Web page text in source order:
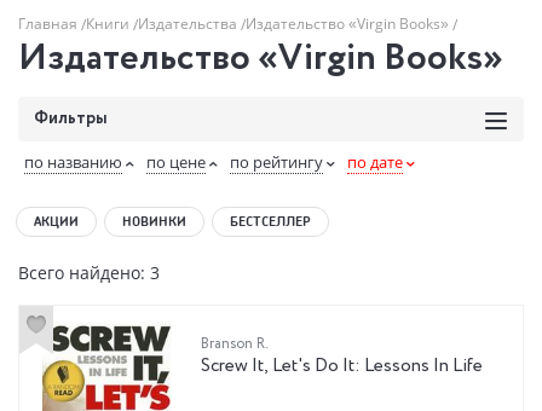
Главная Книги Издательства Издательство «Virgin Books»
Издательство «Virgin Books»
Фильтры
по названию по цене по рейтингу по дате
АКЦИИ НОВИНКИ БЕСТСЕЛЛЕР
Всего найдено: 3
Branson R.
Screw It, Let's Do It: Lessons In Life